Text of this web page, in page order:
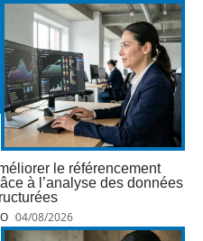
le référencement
à l’analyse des données
04/08/2026